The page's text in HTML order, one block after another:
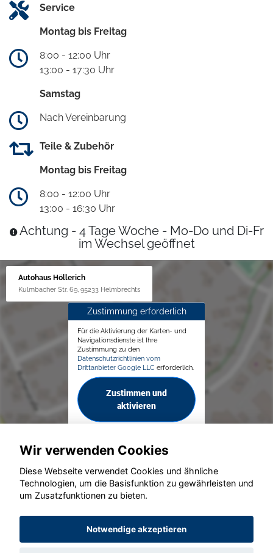
Service
Montag bis Freitag
8:00 - 12:00 Uhr
13:00 - 17:30 Uhr
Samstag
Nach Vereinbarung
Teile & Zubehör
Montag bis Freitag
8:00 - 12:00 Uhr
13:00 - 16:30 Uhr
Achtung - 4 Tage Woche - Mo-Do und Di-Fr
im Wechsel geöffnet
Autohaus Höllerich
Kulmbacher Str. 69, 95233 Helmbrechts
Zustimmung erforderlich
Für die Aktivierung der Karten- und
Navigationsdienste ist Ihre
Zustimmung zu den
Datenschutzrichtlinien vom
Drittanbieter Google LLC erforderlich.
Zustimmen und
aktivieren
© konjunkturmotor.de GmbH 2020 - 2026
Wir verwenden Cookies
Diese Webseite verwendet Cookies und ähnliche
Technologien, um die Basisfunktion zu gewährleisten und
um Zusatzfunktionen zu bieten.
Notwendige akzeptieren